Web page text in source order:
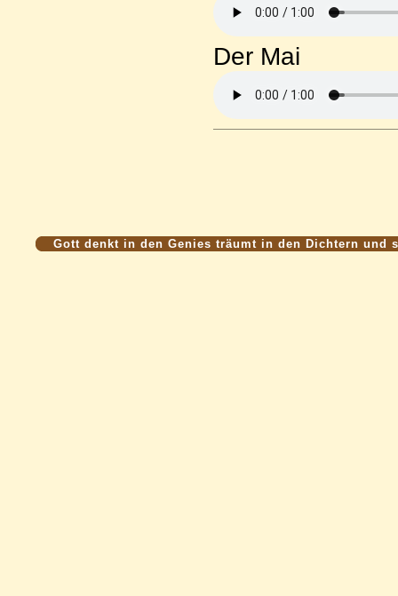
Der Mai
Gott denkt in den Genies träumt in den Dichtern und